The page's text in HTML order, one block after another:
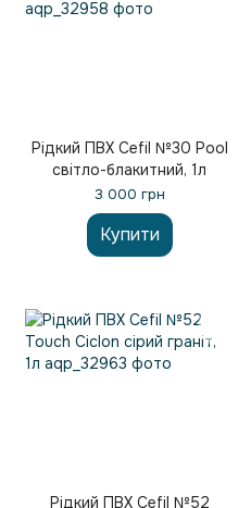
Рідкий ПВХ Cefil №30 Pool
світло-блакитний, 1л
3 000 грн
Купити
Рідкий ПВХ Cefil №52